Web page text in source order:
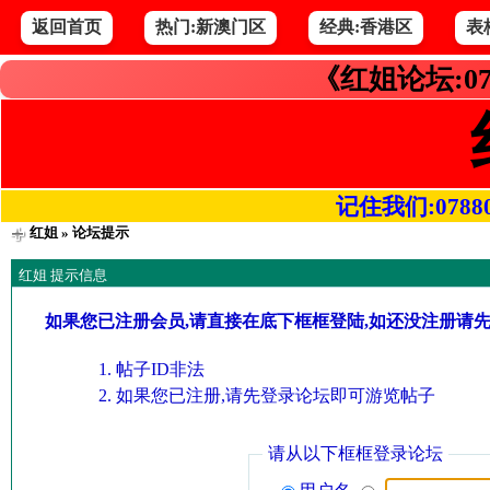
返回首页 热门:新澳门区 经典:香港区 表
《红姐论坛
记住我们
红姐» 论坛提示
红姐 提示信息
如果您已注册会员,请直接在底下框框登陆,如还没注册请
帖子ID非法
如果您已注册,请先登录论坛即可游览帖子
请从以下框框登录论坛